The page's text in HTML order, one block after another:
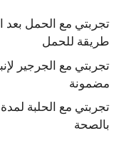
تجربتي مع الحمل بعد
طريقة للحمل
تجربتي مع الجرجير
مضمونة
تجربتي مع الحلبة
بالصحة